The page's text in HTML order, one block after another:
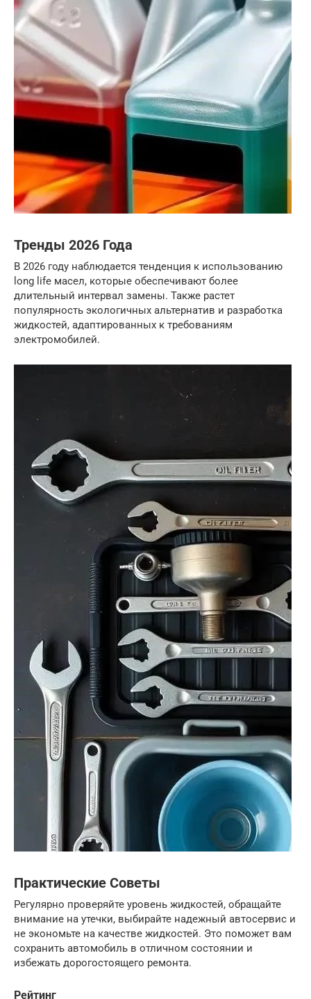
Тренды 2026 Года
В 2026 году наблюдается тенденция к использованию
long life масел, которые обеспечивают более
длительный интервал замены. Также растет
популярность экологичных альтернатив и разработка
жидкостей, адаптированных к требованиям
электромобилей.
Практические Советы
Регулярно проверяйте уровень жидкостей, обращайте
внимание на утечки, выбирайте надежный автосервис и
не экономьте на качестве жидкостей. Это поможет вам
сохранить автомобиль в отличном состоянии и
избежать дорогостоящего ремонта.
Рейтинг